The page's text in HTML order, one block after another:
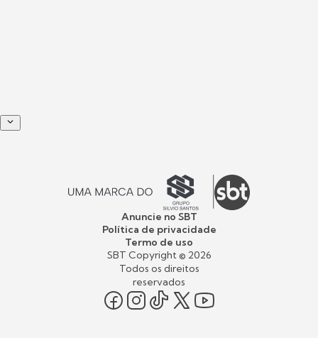
Anuncie no SBT
Política de privacidade
Termo de uso
SBT Copyright © 2026
Todos os direitos
reservados